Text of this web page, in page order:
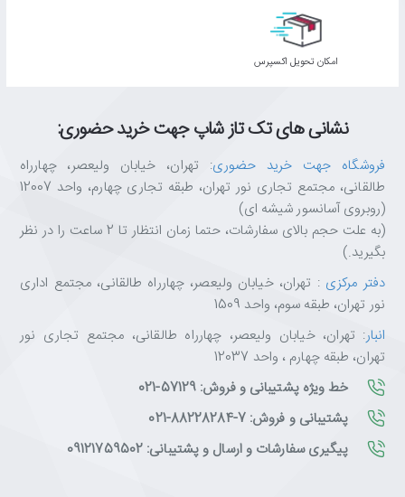
اﻣﮑﺎن ﺗﺤﻮﯾﻞ اﮐﺴﭙﺮس
نشانی های تک تاز شاپ جهت خرید حضوری:
فروشگاه جهت خرید حضوری: تهران، خیابان ولیعصر، چهارراه
طالقانی، مجتمع تجاری نور تهران، طبقه تجاری چهارم، واحد 12007
(روبروی آسانسور شیشه ای)
(به علت حجم بالای سفارشات، حتما زمان انتظار تا 2 ساعت را در نظر
بگیرید.)
دفتر مرکزی : تهران، خیابان ولیعصر، چهارراه طالقانی، مجتمع اداری
نور تهران، طبقه سوم، واحد 1509
انبار: تهران، خیابان ولیعصر، چهارراه طالقانی، مجتمع تجاری نور
تهران، طبقه چهارم ، واحد 12037
خط ویژه پشتیبانی و فروش: 57129-021
پشتیبانی و فروش: 7-88228284-021
پیگیری سفارشات و ارسال و پشتیبانی: 09121759502